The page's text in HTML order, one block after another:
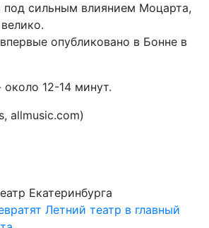
под сильным влиянием Моцарта,
опубликовано в Бонне в
12-14 минут.
allmusic.com)
Екатеринбурга
Летний театр в главный